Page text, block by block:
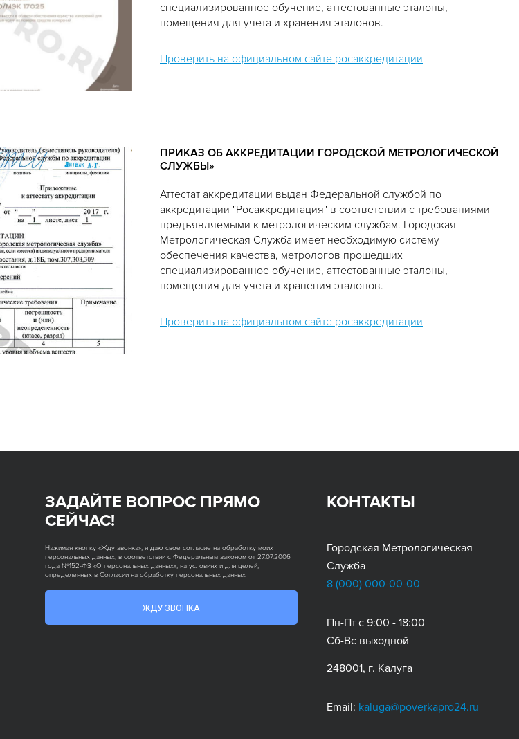
специализированное обучение, аттестованные эталоны,
помещения для учета и хранения эталонов.
Проверить на официальном сайте росаккредитации
ПРИКАЗ ОБ АККРЕДИТАЦИИ ГОРОДСКОЙ МЕТРОЛОГИЧЕСКОЙ
СЛУЖБЫ»
Аттестат аккредитации выдан Федеральной службой по
аккредитации "Росаккредитация" в соответствии с требованиями
предъявляемыми к метрологическим службам. Городская
Метрологическая Служба имеет необходимую систему
обеспечения качества, метрологов прошедших
специализированное обучение, аттестованные эталоны,
помещения для учета и хранения эталонов.
Проверить на официальном сайте росаккредитации
ЗАДАЙТЕ ВОПРОС ПРЯМО
СЕЙЧАС!
Нажимая кнопку «Жду звонка», я даю свое согласие на обработку моих
персональных данных, в соответствии с Федеральным законом от 27.07.2006
года №152-ФЗ «О персональных данных», на условиях и для целей,
определенных в Согласии на обработку персональных данных
ЖДУ ЗВОНКА
КОНТАКТЫ
Городская Метрологическая
Служба
8 (000) 000-00-00
Пн-Пт с 9:00 - 18:00
Сб-Вс выходной
248001, г. Калуга
Email: kaluga@poverkapro24.ru